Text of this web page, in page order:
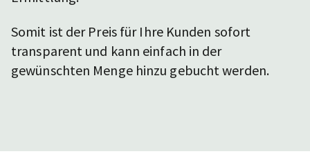
Somit ist der Preis für Ihre Kunden sofort
transparent und kann einfach in der
gewünschten Menge hinzu gebucht werden.